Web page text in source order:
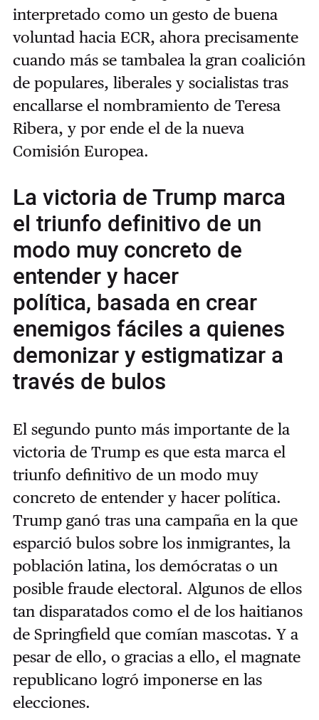
interpretado como un gesto de buena
voluntad hacia ECR, ahora precisamente
cuando más se tambalea la gran coalición
de populares, liberales y socialistas tras
encallarse el nombramiento de Teresa
Ribera, y por ende el de la nueva
Comisión Europea.
La victoria de Trump marca
el triunfo definitivo de un
modo muy concreto de
entender y hacer
política, basada en crear
enemigos fáciles a quienes
demonizar y estigmatizar a
través de bulos
El segundo punto más importante de la
victoria de Trump es que esta marca el
triunfo definitivo de un modo muy
concreto de entender y hacer política.
Trump ganó tras una campaña en la que
esparció bulos sobre los inmigrantes, la
población latina, los demócratas o un
posible fraude electoral. Algunos de ellos
tan disparatados como el de los haitianos
de Springfield que comían mascotas. Y a
pesar de ello, o gracias a ello, el magnate
republicano logró imponerse en las
elecciones.